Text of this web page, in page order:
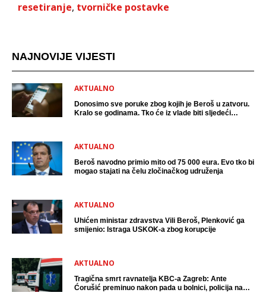
resetiranje, tvorničke postavke
NAJNOVIJE VIJESTI
AKTUALNO
Donosimo sve poruke zbog kojih je Beroš u zatvoru.
Kralo se godinama. Tko će iz vlade biti sljedeći
AKTUALNO
Beroš navodno primio mito od 75 000 eura. Evo tko bi
mogao stajati na čelu zločinačkog udruženja
AKTUALNO
Uhićen ministar zdravstva Vili Beroš, Plenković ga
smijenio: Istraga USKOK-a zbog korupcije
AKTUALNO
Tragična smrt ravnatelja KBC-a Zagreb: Ante
Ćorušić preminuo nakon pada u bolnici, policija na